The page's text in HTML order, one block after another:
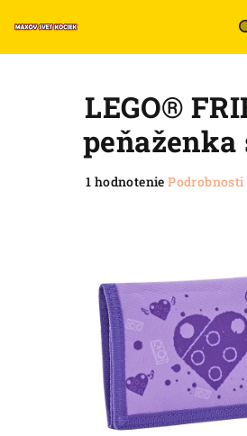
na
LEGO®
peňaženka
Priemerné
hviezdičiek.
1 hodnotenie